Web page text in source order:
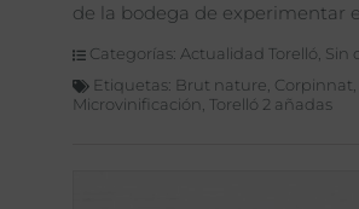
de la bodega de experimentar
Categorías: Actualidad Torelló Sin
Etiquetas: Brut nature Corpinnat
Microvinificación Torelló 2 añadas